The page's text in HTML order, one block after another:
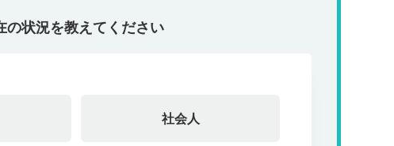
の状況を教えてください
社会人